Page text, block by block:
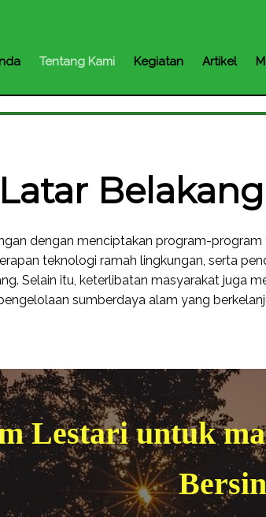
Tentang Kami Kegiatan Artikel
Latar Belakang
dengan menciptakan program-
teknologi ramah lingkungan, serta
Selain itu, keterlibatan masyarakat juga
sumberdaya alam yang
Lestari untuk